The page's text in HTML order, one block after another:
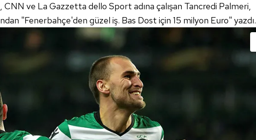
CNN ve La Gazzetta dello Sport adına çalışan Tancredi Palmeri,
"Fenerbahçe'den güzel iş. Bas Dost için 15 milyon Euro" yazdı.